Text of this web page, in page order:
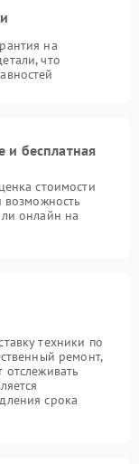
на
что
и бесплатная
стоимости
возможность
онлайн на
техники по
ремонт,
срока